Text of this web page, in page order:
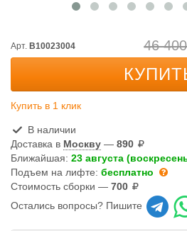
46
Арт. B10023004
Купить в 1 клик
В наличии
Доставка в Москву — 890
Ближайшая: 23 августа
Подъем на лифте: бесплатно
Стоимость сборки — 700
Остались вопросы? Пишите